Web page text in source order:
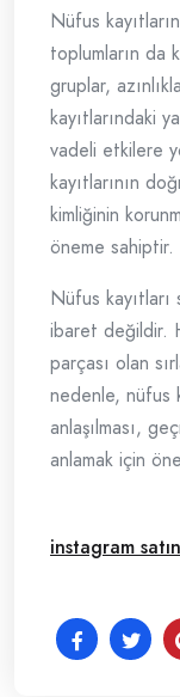
Nüfus
toplumların da
gruplar,
kayıtlarındaki
vadeli etkilere
kayıtlarının
kimliğinin
öneme sahiptir.
Nüfus
ibaret değildir.
parçası olan
nedenle, nüfus
anlaşılması,
anlamak için
instagram